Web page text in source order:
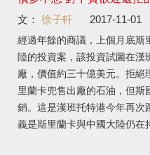
文： 徐子軒 2017-11-01
經過年餘的商議，上個月底斯
陸的投資案，該投資試圖在
廠，價值約三十億美元。拒
里蘭卡兜售出廠的石油，但
銷。這是漢班托特港今年再次
義是斯里蘭卡與中國大陸仍在